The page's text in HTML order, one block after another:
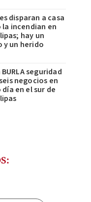
disparan a casa
la incendian en
hay un
y un herido
seguridad
negocios en
día en el sur de